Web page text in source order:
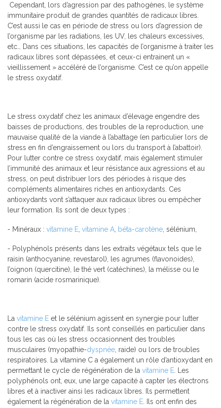
Cependant, lors d’agression par des pathogènes, le système
immunitaire produit de grandes quantités de radicaux libres.
C’est aussi le cas en période de stress ou lors d’agression de
l’organisme par les radiations, les UV, les chaleurs excessives,
etc… Dans ces situations, les capacités de l’organisme à traiter les
radicaux libres sont dépassées, et ceux-ci entrainent un «
vieillissement » accéléré de l’organisme. C’est ce qu’on appelle
le stress oxydatif.
Le stress oxydatif chez les animaux d’élevage engendre des
baisses de productions, des troubles de la reproduction, une
mauvaise qualité de la viande à l’abattage (en particulier lors de
stress en fin d’engraissement ou lors du transport à l’abattoir).
Pour lutter contre ce stress oxydatif, mais également stimuler
l’immunité des animaux et leur résistance aux agressions et au
stress, on peut distribuer lors des périodes à risque des
compléments alimentaires riches en antioxydants. Ces
antioxydants vont s’attaquer aux radicaux libres ou empêcher
leur formation. Ils sont de deux types :
- Minéraux : vitamine E, vitamine A, béta-carotène, sélénium,
- Polyphénols présents dans les extraits végétaux tels que le
raisin (anthocyanine, revestarol), les agrumes (flavonoides),
l’oignon (quercitine), le thé vert (catéchines), la mélisse ou le
romarin (acide rosmarinique).
La vitamine E et le sélénium agissent en synergie pour lutter
contre le stress oxydatif. Ils sont conseillés en particulier dans
tous les cas où les stress occasionnent des troubles
musculaires (myopathie-dyspnée, raide) ou lors de troubles
respiratoires. La vitamine C a également un rôle d’antioxydant en
permettant le cycle de régénération de la vitamine E. Les
polyphénols ont, eux, une large capacité à capter les électrons
libres et à inactiver ainsi les radicaux libres. Ils permettent
également la régénération de la vitamine E. Ils ont enfin des